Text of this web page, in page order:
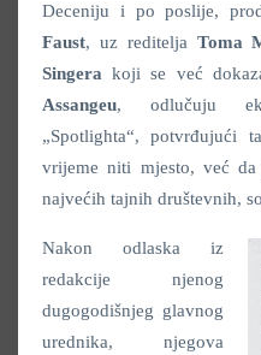
Deceniju i po poslije,
Faust, uz reditelja Toma
Singerakoji se već
Assangeu, odlučuju
„Spotlighta“, potvrđujući
vrijeme niti mjesto, već
najvećih tajnih društevnih,
Nakon odlaska iz
redakcije njenog
dugogodišnjeg glavnog
urednika, njegova